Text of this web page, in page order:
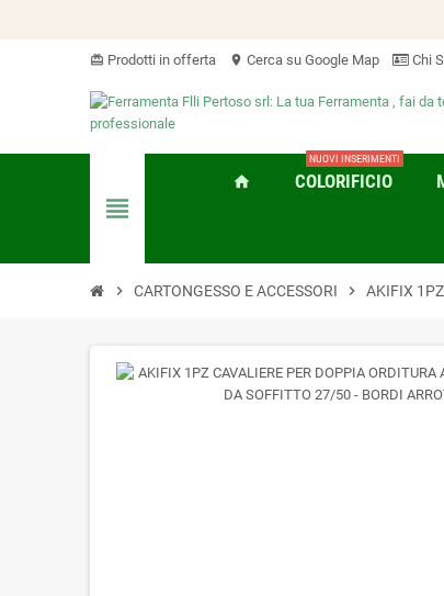
card_giftcard Prodotti in offerta location_on Cerca su Google Map Chi
view_headline
home COLORIFICIO
NUOVI INSERIMENTI
chevron_right CARTONGESSO E ACCESSORI chevron_right AKIFIX